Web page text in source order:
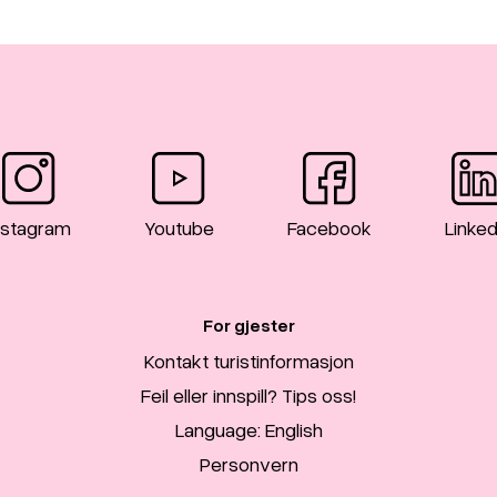
Youtube Facebook
For gjester
Kontakt turistinformasjon
Feil eller innspill? Tips oss!
Language: English
Personvern